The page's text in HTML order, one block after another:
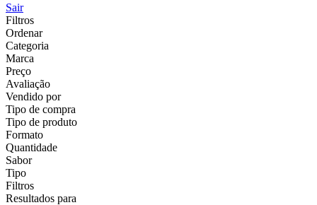
Sair
Filtros
Ordenar
Categoria
Marca
Preço
Avaliação
Vendido por
Tipo de compra
Tipo de produto
Formato
Quantidade
Sabor
Tipo
Filtros
Resultados para